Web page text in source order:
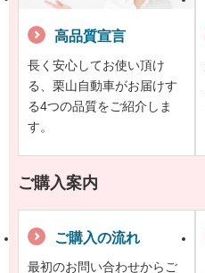
高品質宣言
長く安心してお使い頂け
る、栗山自動車がお届けす
る4つの品質をご紹介しま
す。
ご購入案内
ご購入の流れ
最初のお問い合わせからご